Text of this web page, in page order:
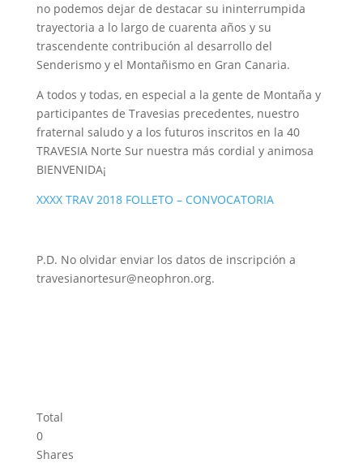
no podemos dejar de destacar su ininterrumpida
trayectoria a lo largo de cuarenta años y su
trascendente contribución al desarrollo del
Senderismo y el Montañismo en Gran Canaria.
A todos y todas, en especial a la gente de Montaña y
participantes de Travesias precedentes, nuestro
fraternal saludo y a los futuros inscritos en la 40
TRAVESIA Norte Sur nuestra más cordial y animosa
BIENVENIDA¡
XXXX TRAV 2018 FOLLETO – CONVOCATORIA
P.D. No olvidar enviar los datos de inscripción a
travesianortesur@neophron.org.
Total
0
Shares